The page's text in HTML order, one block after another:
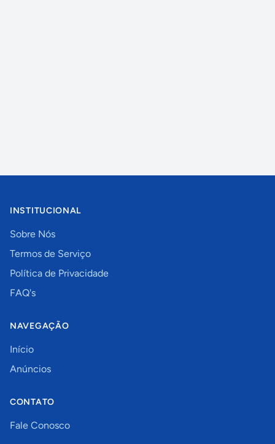
INSTITUCIONAL
Sobre Nós
Termos de Serviço
Política de Privacidade
FAQ's
NAVEGAÇÃO
Início
Anúncios
CONTATO
Fale Conosco